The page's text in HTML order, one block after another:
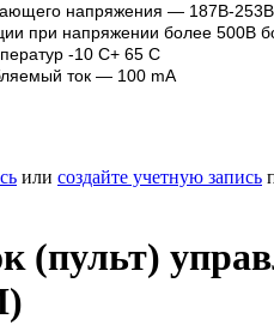
напряжения — 187В-253В
при напряжении более 500В
-10 С+ 65 С
ток — 100 mA
или создайте учетную запись
(пульт)